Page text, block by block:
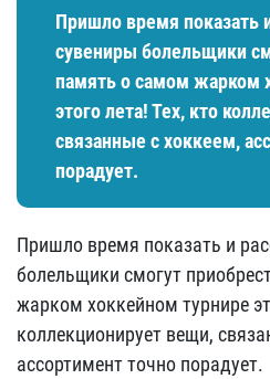
Пришло время показать
сувениры болельщики
память о самом жарком
этого лета! Тех, кто
связанные с хоккеем,
порадует.
Пришло время показать и
болельщики смогут
жарком хоккейном турнире
коллекционирует вещи,
ассортимент точно порадует.